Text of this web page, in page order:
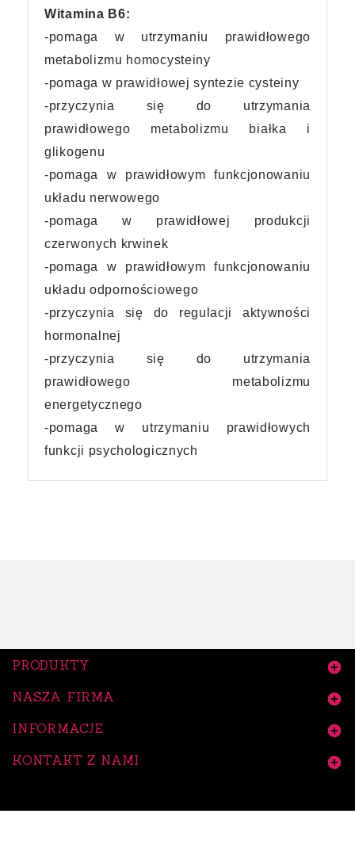
Witamina B6:
-pomaga w utrzymaniu prawidłowego
metabolizmu homocysteiny
-pomaga w prawidłowej syntezie cysteiny
-przyczynia się do utrzymania
prawidłowego metabolizmu białka i
glikogenu
-pomaga w prawidłowym funkcjonowaniu
układu nerwowego
-pomaga w prawidłowej produkcji
czerwonych krwinek
-pomaga w prawidłowym funkcjonowaniu
układu odpornościowego
-przyczynia się do regulacji aktywności
hormonalnej
-przyczynia się do utrzymania
prawidłowego metabolizmu
energetycznego
-pomaga w utrzymaniu prawidłowych
funkcji psychologicznych
PRODUKTY

NASZA FIRMA

INFORMACJE

KONTAKT Z NAMI
